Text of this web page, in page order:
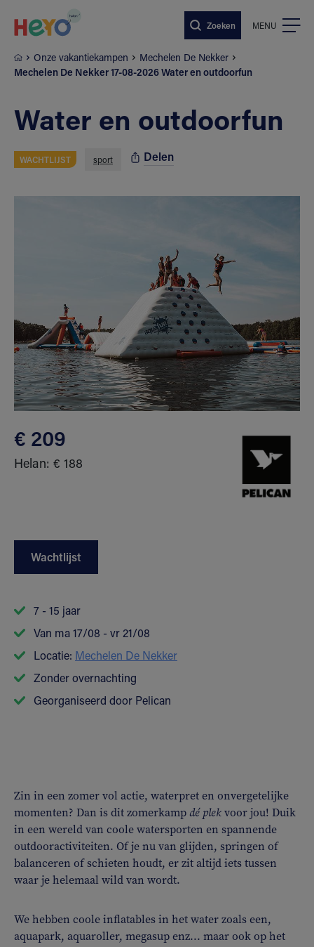
Zoeken MENU
Onze vakantiekampen
Mechelen De Nekker
Mechelen De Nekker 17-08-2026 Water en outdoorfun
Water en outdoorfun
WACHTLIJST sport Delen
€ 209
Helan: € 188
Wachtlijst
7 - 15 jaar
Van ma 17/08 - vr 21/08
Locatie: Mechelen De Nekker
Zonder overnachting
Georganiseerd door Pelican
Zin in een zomer vol actie, waterpret en onvergetelijke
momenten? Dan is dit zomerkamp dé plekvoor jou! Duik
in een wereld van coole watersporten en spannende
outdooractiviteiten. Of je nu van glijden, springen of
balanceren of schieten houdt, er zit altijd iets tussen
waar je helemaal wild van wordt.
We hebben coole inflatables in het water zoals een,
aquapark, aquaroller, megasup enz... maar ook op het